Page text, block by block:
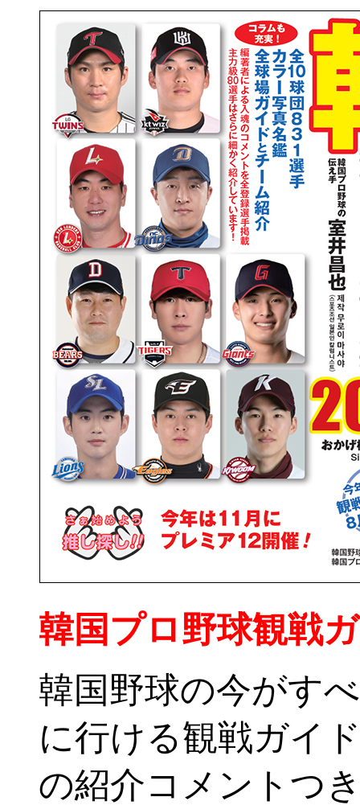
韓国プロ野球観戦
韓国野球の今がす
に行ける観戦ガイ
の紹介コメントつ